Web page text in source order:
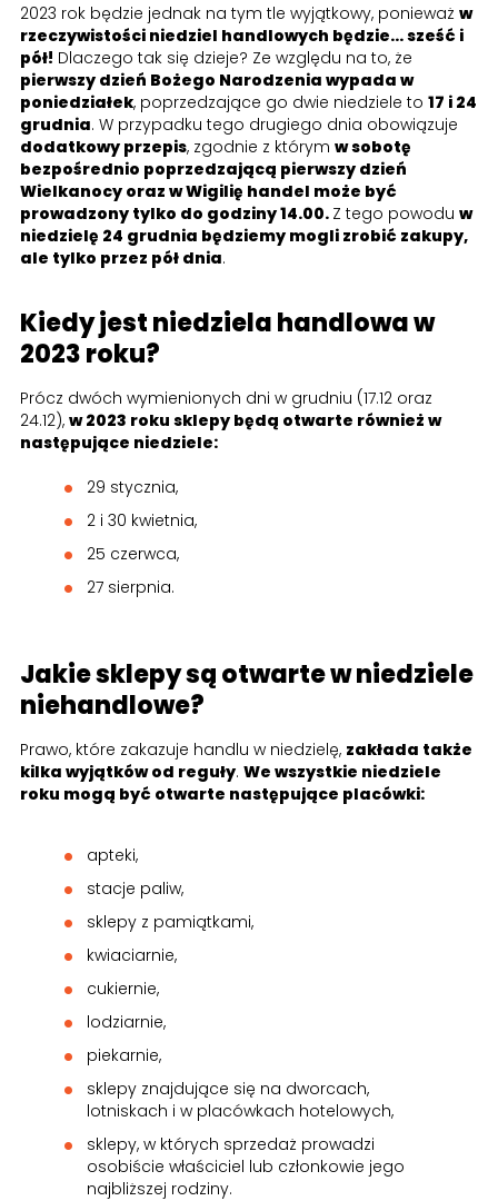
2023 rok będzie jednak na tym tle wyjątkowy, ponieważ w
rzeczywistości niedziel handlowych będzie... sześć i
pół! Dlaczego tak się dzieje? Ze względu na to, że
pierwszy dzień Bożego Narodzenia wypada w
poniedziałek, poprzedzające go dwie niedziele to 17 i 24
grudnia. W przypadku tego drugiego dnia obowiązuje
dodatkowy przepis, zgodnie z którym w sobotę
bezpośrednio poprzedzającą pierwszy dzień
Wielkanocy oraz w Wigilię handel może być
prowadzony tylko do godziny 14.00. Z tego powodu w
niedzielę 24 grudnia będziemy mogli zrobić zakupy,
ale tylko przez pół dnia.
Kiedy jest niedziela handlowa w
2023 roku?
Prócz dwóch wymienionych dni w grudniu (17.12 oraz
24.12), w 2023 roku sklepy będą otwarte również w
następujące niedziele:
29 stycznia,
2 i 30 kwietnia,
25 czerwca,
27 sierpnia.
Jakie sklepy są otwarte w niedziele
niehandlowe?
Prawo, które zakazuje handlu w niedzielę, zakłada także
kilka wyjątków od reguły. We wszystkie niedziele
roku mogą być otwarte następujące placówki:
apteki,
stacje paliw,
sklepy z pamiątkami,
kwiaciarnie,
cukiernie,
lodziarnie,
piekarnie,
sklepy znajdujące się na dworcach,
lotniskach i w placówkach hotelowych,
sklepy, w których sprzedaż prowadzi
osobiście właściciel lub członkowie jego
najbliższej rodziny.